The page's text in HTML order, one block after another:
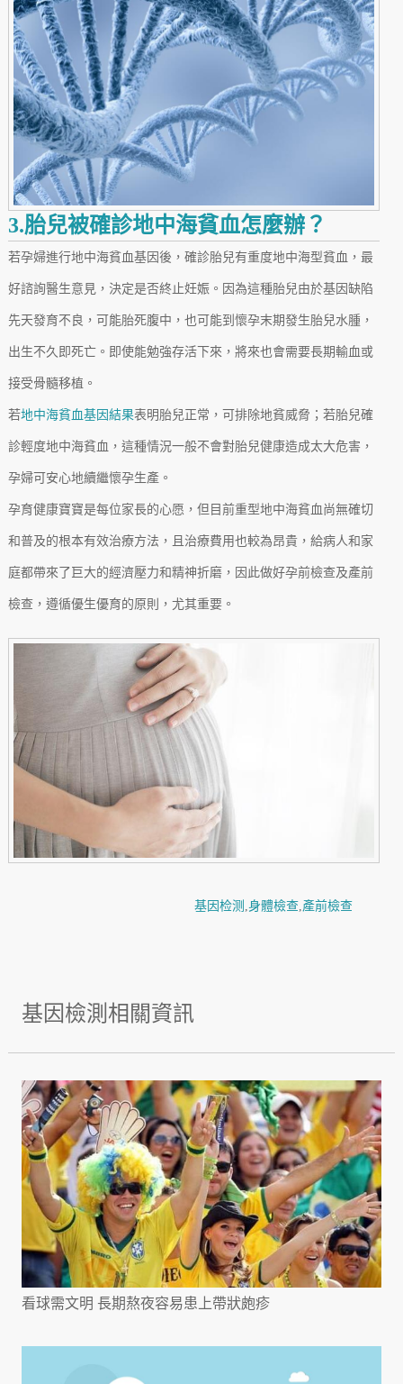
3.胎兒被確診地中海貧血怎麼辦？
若孕婦進行地中海貧血基因後，確診胎兒有重度地中海型貧血，最
好諮詢醫生意見，決定是否終止妊娠。因為這種胎兒由於基因缺陷
先天發育不良，可能胎死腹中，也可能到懷孕末期發生胎兒水腫，
出生不久即死亡。即使能勉強存活下來，將來也會需要長期輸血或
接受骨髓移植。
若地中海貧血基因結果表明胎兒正常，可排除地貧威脅；若胎兒確
診輕度地中海貧血，這種情況一般不會對胎兒健康造成太大危害，
孕婦可安心地續繼懷孕生產。
孕育健康寶寶是每位家長的心愿，但目前重型地中海貧血尚無確切
和普及的根本有效治療方法，且治療費用也較為昂貴，給病人和家
庭都帶來了巨大的經濟壓力和精神折磨，因此做好孕前檢查及產前
檢查，遵循優生優育的原則，尤其重要。
基因检测 身體檢查, 產前檢查
基因檢測相關資訊
看球需文明 長期熬夜容易患上帶狀皰疹